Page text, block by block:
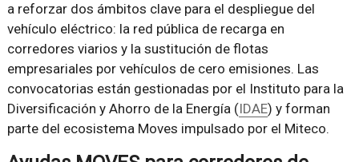
a reforzar dos ámbitos clave para el despliegue del
vehículo eléctrico: la red pública de recarga en
corredores viarios y la sustitución de flotas
empresariales por vehículos de cero emisiones. Las
convocatorias están gestionadas por el Instituto para la
Diversificación y Ahorro de la Energía (IDAE) y forman
parte del ecosistema Moves impulsado por el Miteco.